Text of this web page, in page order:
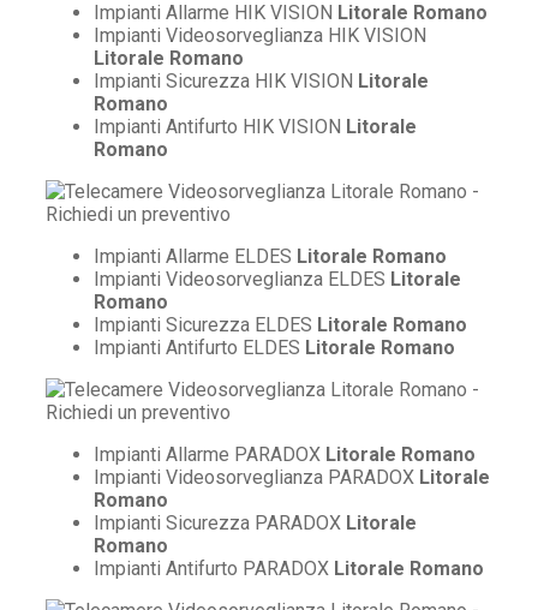
Impianti Allarme HIK VISION Litorale Romano
Impianti Videosorveglianza HIK VISION
Litorale Romano
Impianti Sicurezza HIK VISION Litorale
Romano
Impianti Antifurto HIK VISION Litorale
Romano
Impianti Allarme ELDES Litorale Romano
Impianti Videosorveglianza ELDES Litorale
Romano
Impianti Sicurezza ELDES Litorale Romano
Impianti Antifurto ELDES Litorale Romano
Impianti Allarme PARADOX Litorale Romano
Impianti Videosorveglianza PARADOX Litorale
Romano
Impianti Sicurezza PARADOX Litorale
Romano
Impianti Antifurto PARADOX Litorale Romano